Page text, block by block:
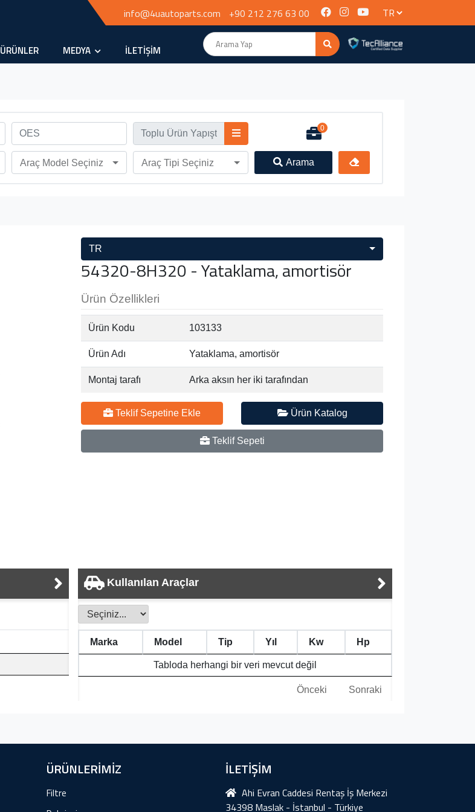
info@4uautoparts.com +90 212 276 63 00
ÜRÜNLER MEDYA İLETİŞİM
0
Araç Model Seçiniz Araç Tipi Seçiniz Arama
TR
54320-8H320 - Yataklama, amortisör
Ürün Özellikleri
Ürün Kodu 103133
Ürün Adı Yataklama, amortisör
Montaj tarafı Arka aksın her iki tarafından
Teklif Sepetine Ekle Ürün Katalog
Teklif Sepeti
Kullanılan Araçlar
Marka Model Tip Yıl Kw Hp
Tabloda herhangi bir veri mevcut değil
Önceki Sonraki
ÜRÜNLERİMİZ
Filtre
İLETİŞİM
Ahi Evran Caddesi Rentaş İş Merkezi
34398 Maslak - İstanbul - Türkiye